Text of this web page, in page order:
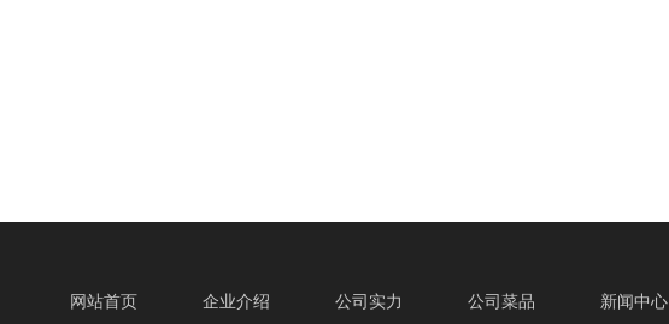
网站首页 企业介绍 公司实力 公司菜品 新闻中心